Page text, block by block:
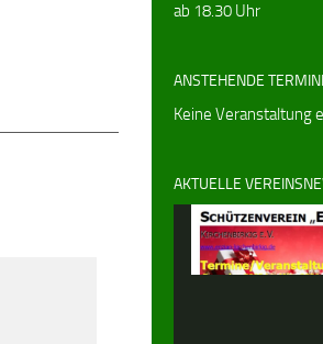
ab 18.30 Uhr
ANSTEHENDE
Keine Veranstaltung
AKTUELLE